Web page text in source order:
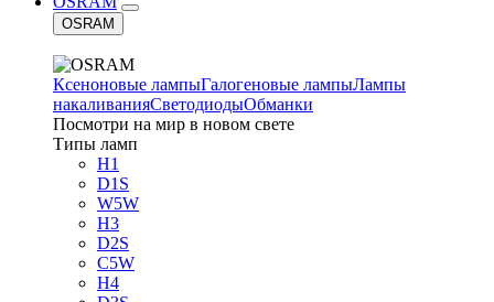
OSRAM
Ксеноновые лампыГалогеновые лампыЛампы
накаливанияСветодиодыОбманки
Посмотри на мир в новом свете
Типы ламп
H1
D1S
W5W
H3
D2S
C5W
H4